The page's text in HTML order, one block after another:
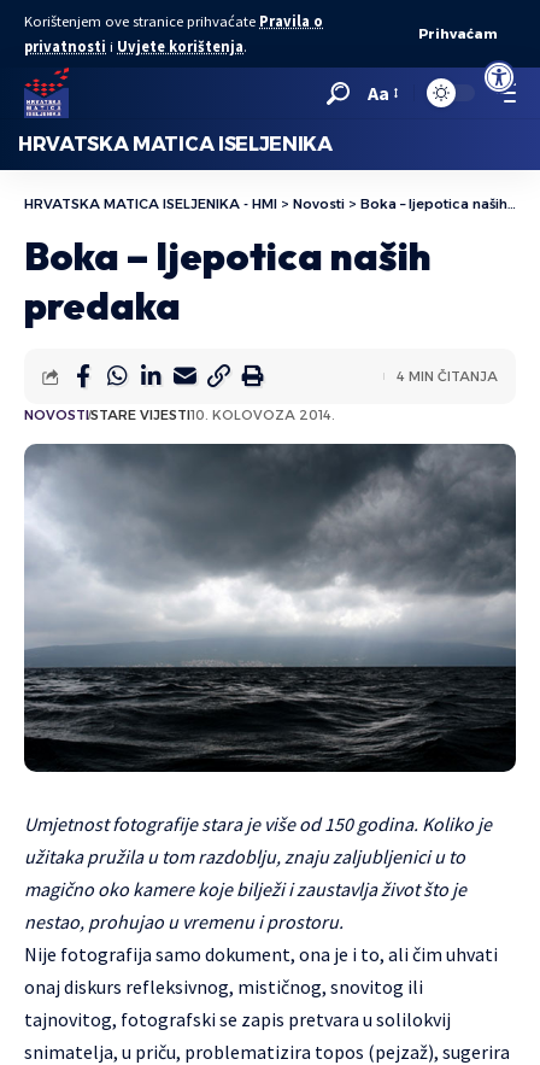
Open
Korištenjem ove stranice prihvaćate Pravila o
privatnosti i Uvjete korištenja.
Prihvaćam
Aa
HRVATSKA MATICA ISELJENIKA
HRVATSKA MATICA ISELJENIKA - HMI > Novosti > Boka – ljepotica naših predaka
Boka – ljepotica naših
predaka
NOVOSTISTARE VIJESTI10. KOLOVOZA 2014.
4 MIN ČITANJA
Umjetnost fotografije stara je više od 150 godina. Koliko je
užitaka pružila u tom razdoblju, znaju zaljubljenici u to
magično oko kamere koje bilježi i zaustavlja život što je
nestao, prohujao u vremenu i prostoru.
Nije fotografija samo dokument, ona je i to, ali čim uhvati
onaj diskurs refleksivnog, mističnog, snovitog ili
tajnovitog, fotografski se zapis pretvara u solilokvij
snimatelja, u priču, problematizira topos (pejzaž), sugerira